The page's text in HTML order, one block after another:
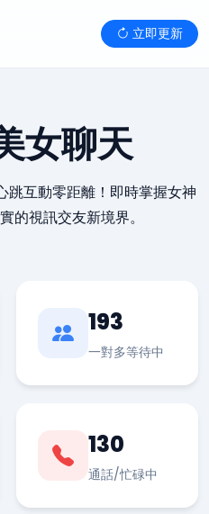
立即更新
女聊天
互動零距離！即時掌握女神
的視訊交友新境界。
193
一對多等待中
130
通話/忙碌中